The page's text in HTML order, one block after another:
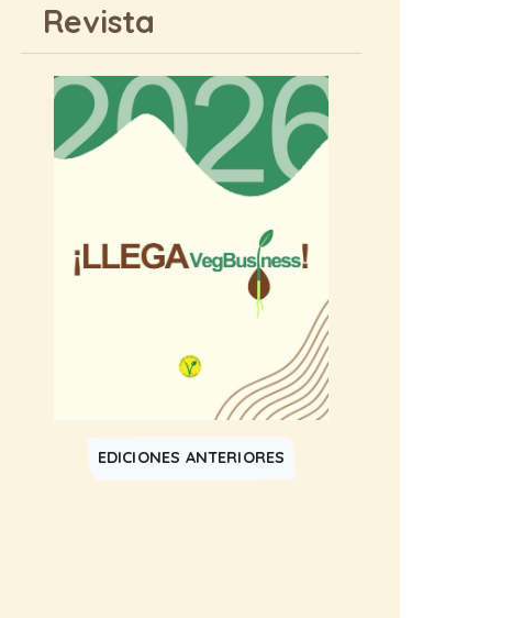
Revista
EDICIONES ANTERIORES